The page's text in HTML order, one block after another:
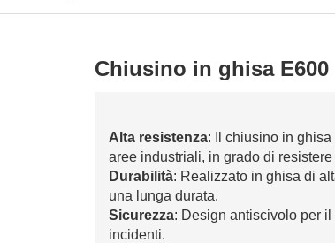
Chiusino in ghisa E600
Alta resistenza: Il chiusino in
aree industriali, in grado di
Durabilità: Realizzato in ghisa di
una lunga durata.
Sicurezza: Design antiscivolo per
incidenti.